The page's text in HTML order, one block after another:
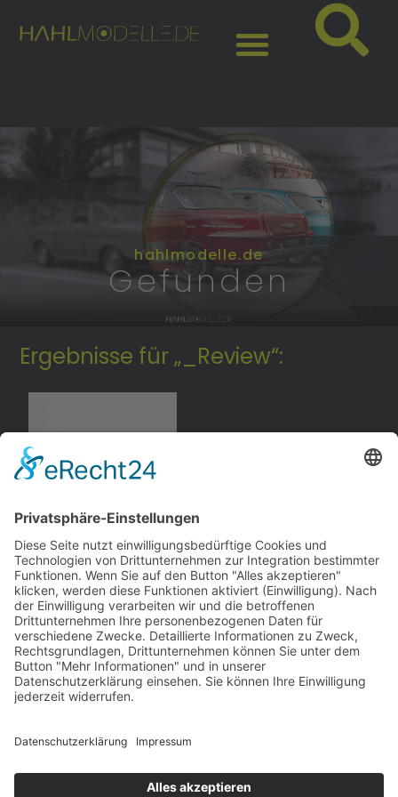
hahlmodelle.de
Gefunden
Ergebnisse für „_Review“:
Opelkeine , Cabrio-
– kein Hersteller
andere Webseiten
Modellautos: Non-Opel
andere.hahlmodelle.de
Modellautos: Forum
opelmodellforum.de
Job: Werbeagentur Privat: Fotografie